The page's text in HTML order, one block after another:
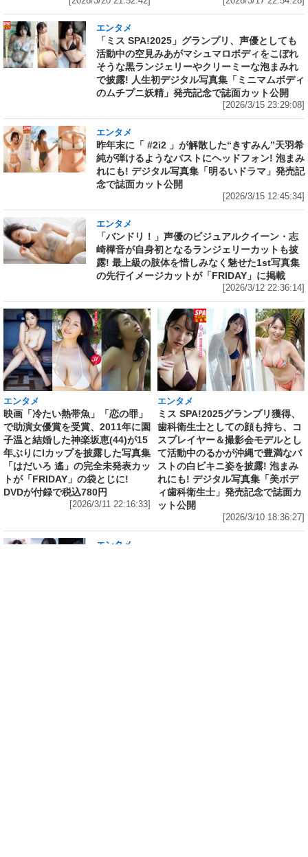
エンタメ
「ミス SPA!2025」グランプリ、声優としても
活動中の空見みあがマシュマロボディをこぼれ
そうな黒ランジェリーやクリーミーな泡まみれ
で披露! 人生初デジタル写真集「ミニマムボディ
のムチプニ妖精」発売記念で誌面カット公開
[2026/3/15 23:29:08]
エンタメ
昨年末に「 #2i2 」が解散した“きすみん”天羽希
純が弾けるようなバストにヘッドフォン! 泡まみ
れにも! デジタル写真集「明るいドラマ」発売記
念で誌面カット公開
[2026/3/15 12:45:34]
エンタメ
「バンドリ！」声優のビジュアルクイーン・志
崎樺音が自身初となるランジェリーカットも披
露! 最上級の肢体を惜しみなく魅せた1st写真集
の先行イメージカットが「FRIDAY」に掲載
[2026/3/12 22:36:14]
エンタメ
映画「冷たい熱帯魚」「恋の罪」
で助演女優賞を受賞、2011年に園
子温と結婚した神楽坂恵(44)が15
年ぶりにIカップを披露した写真集
「はだいろ 遙」の完全未発表カッ
トが「FRIDAY」の袋とじに!
DVDが付録で税込780円
[2026/3/11 22:16:33]
エンタメ
ミス SPA!2025グランプリ獲得、
歯科衛生士としての顔も持ち、コ
スプレイヤー＆撮影会モデルとし
て活動中のるかが沖縄で豊満なバ
ストの白ビキニ姿を披露! 泡まみ
れにも! デジタル写真集「美ボデ
ィ歯科衛生士」発売記念で誌面カ
ット公開
[2026/3/10 18:36:27]
エンタメ